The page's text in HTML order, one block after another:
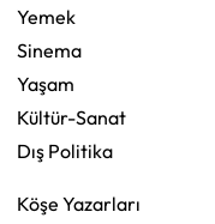
Yemek
Sinema
Yaşam
Kültür-Sanat
Dış Politika
Köşe Yazarları